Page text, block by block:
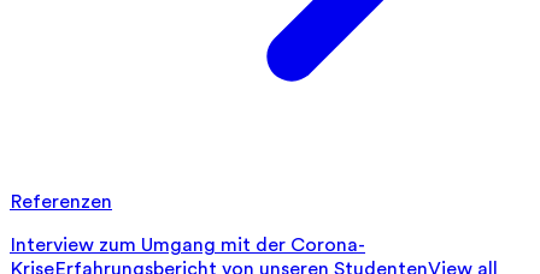
Referenzen
Interview zum Umgang mit der Corona-
KriseErfahrungsbericht von unseren StudentenView all